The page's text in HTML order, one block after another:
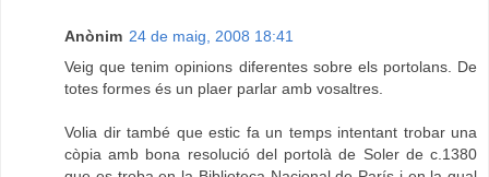
Anònim 24 de maig, 2008 18:41
Veig que tenim opinions diferentes sobre els portolans. De
totes formes és un plaer parlar amb vosaltres.
Volia dir també que estic fa un temps intentant trobar una
còpia amb bona resolució del portolà de Soler de c.1380